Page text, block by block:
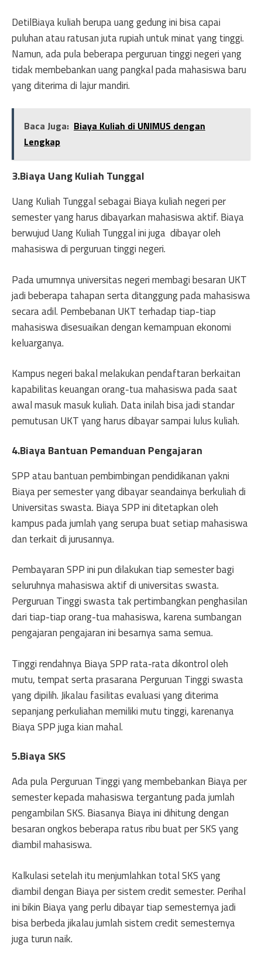
DetilBiaya kuliah berupa uang gedung ini bisa capai
puluhan atau ratusan juta rupiah untuk minat yang tinggi.
Namun, ada pula beberapa perguruan tinggi negeri yang
tidak membebankan uang pangkal pada mahasiswa baru
yang diterima di lajur mandiri.
Baca Juga: Biaya Kuliah di UNIMUS dengan
Lengkap
3.Biaya Uang Kuliah Tunggal
Uang Kuliah Tunggal sebagai Biaya kuliah negeri per
semester yang harus dibayarkan mahasiswa aktif. Biaya
berwujud Uang Kuliah Tunggal ini juga dibayar oleh
mahasiswa di perguruan tinggi negeri.
Pada umumnya universitas negeri membagi besaran UKT
jadi beberapa tahapan serta ditanggung pada mahasiswa
secara adil. Pembebanan UKT terhadap tiap-tiap
mahasiswa disesuaikan dengan kemampuan ekonomi
keluarganya.
Kampus negeri bakal melakukan pendaftaran berkaitan
kapabilitas keuangan orang-tua mahasiswa pada saat
awal masuk masuk kuliah. Data inilah bisa jadi standar
pemutusan UKT yang harus dibayar sampai lulus kuliah.
4.Biaya Bantuan Pemanduan Pengajaran
SPP atau bantuan pembimbingan pendidikanan yakni
Biaya per semester yang dibayar seandainya berkuliah di
Universitas swasta. Biaya SPP ini ditetapkan oleh
kampus pada jumlah yang serupa buat setiap mahasiswa
dan terkait di jurusannya.
Pembayaran SPP ini pun dilakukan tiap semester bagi
seluruhnya mahasiswa aktif di universitas swasta.
Perguruan Tinggi swasta tak pertimbangkan penghasilan
dari tiap-tiap orang-tua mahasiswa, karena sumbangan
pengajaran pengajaran ini besarnya sama semua.
Tinggi rendahnya Biaya SPP rata-rata dikontrol oleh
mutu, tempat serta prasarana Perguruan Tinggi swasta
yang dipilih. Jikalau fasilitas evaluasi yang diterima
sepanjang perkuliahan memiliki mutu tinggi, karenanya
Biaya SPP juga kian mahal.
5.Biaya SKS
Ada pula Perguruan Tinggi yang membebankan Biaya per
semester kepada mahasiswa tergantung pada jumlah
pengambilan SKS. Biasanya Biaya ini dihitung dengan
besaran ongkos beberapa ratus ribu buat per SKS yang
diambil mahasiswa.
Kalkulasi setelah itu menjumlahkan total SKS yang
diambil dengan Biaya per sistem credit semester. Perihal
ini bikin Biaya yang perlu dibayar tiap semesternya jadi
bisa berbeda jikalau jumlah sistem credit semesternya
juga turun naik.